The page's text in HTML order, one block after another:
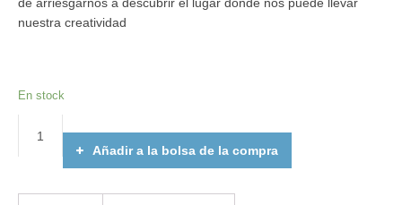
nuestra creatividad
En stock
Añadir a la bolsa de la compra